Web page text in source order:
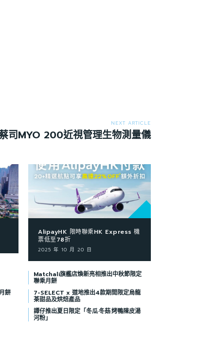
NEXT ARTICLE
司MYO 200近視管理生物測量儀
AlipayHK 限時聯乘HK Express 機
票低至78折
2025 年 10 月 20 日
Matchali旗艦店煥新亮相推出中秋節限定
聯乘月餅
餅 7-SELECT x 道地推出4款期間限定烏龍
茶甜品及烘焙產品
譚仔推出夏日限定「冬瓜·冬菇·烤鴨陳皮湯
河粉」